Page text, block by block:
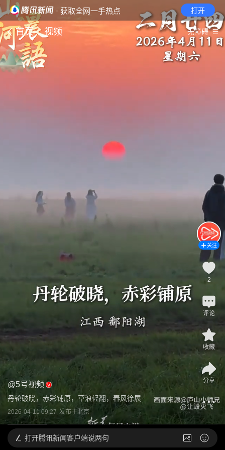
· 获取全网一手热点 打开
首页 视频 无障碍
@5号视频
丹轮破晓，赤彩铺原，草浪轻翻，春风徐展
2026-04-11 09:27 发布于北京
关注
2
评论
收藏
分享
打开腾讯新闻客户端说两句